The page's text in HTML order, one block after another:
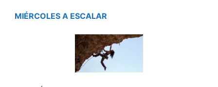
MIÉRCOLES A ESCALAR